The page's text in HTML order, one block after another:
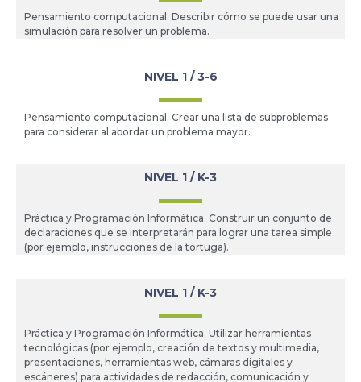
Pensamiento computacional. Describir cómo se puede usar una
simulación para resolver un problema.
NIVEL 1 / 3-6
Pensamiento computacional. Crear una lista de subproblemas
para considerar al abordar un problema mayor.
NIVEL 1 / K-3
Práctica y Programación Informática. Construir un conjunto de
declaraciones que se interpretarán para lograr una tarea simple
(por ejemplo, instrucciones de la tortuga).
NIVEL 1 / K-3
Práctica y Programación Informática. Utilizar herramientas
tecnológicas (por ejemplo, creación de textos y multimedia,
presentaciones, herramientas web, cámaras digitales y
escáneres) para actividades de redacción, comunicación y